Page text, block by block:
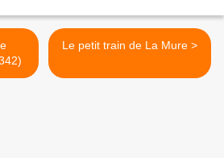
Le petit train de La Mure >